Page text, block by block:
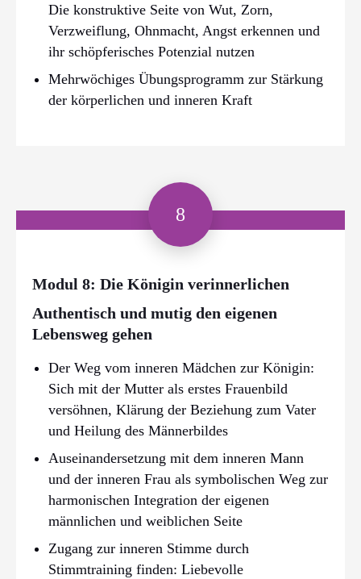
Die konstruktive Seite von Wut, Zorn,
Verzweiflung, Ohnmacht, Angst erkennen und
ihr schöpferisches Potenzial nutzen
Mehrwöchiges Übungsprogramm zur Stärkung
der körperlichen und inneren Kraft
8
Modul 8: Die Königin verinnerlichen
Authentisch und mutig den eigenen
Lebensweg gehen
Der Weg vom inneren Mädchen zur Königin:
Sich mit der Mutter als erstes Frauenbild
versöhnen, Klärung der Beziehung zum Vater
und Heilung des Männerbildes
Auseinandersetzung mit dem inneren Mann
und der inneren Frau als symbolischen Weg zur
harmonischen Integration der eigenen
männlichen und weiblichen Seite
Zugang zur inneren Stimme durch
Stimmtraining finden: Liebevolle